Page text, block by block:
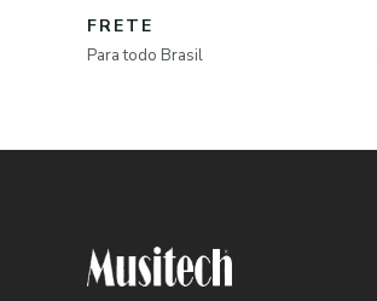
FRETE
Para todo Brasil